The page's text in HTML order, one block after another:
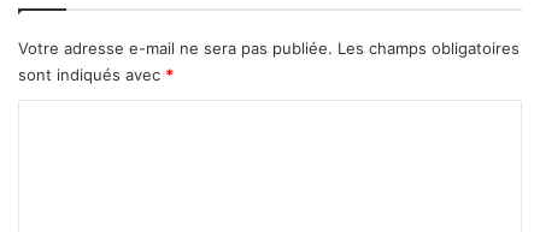
n
m
o
Votre adresse e-mail ne sera pas publiée. Les champs obligatoires
sont indiqués avec *